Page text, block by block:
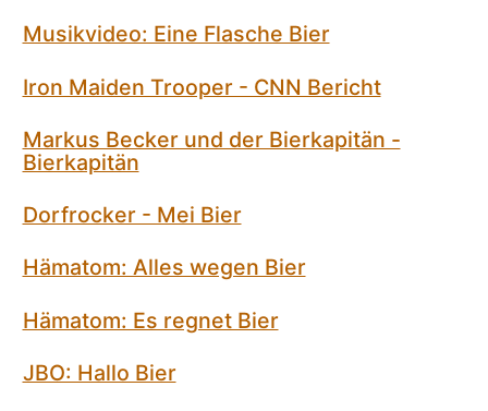
Musikvideo: Eine Flasche Bier
Iron Maiden Trooper - CNN Bericht
Markus Becker und der Bierkapitän -
Bierkapitän
Dorfrocker - Mei Bier
Hämatom: Alles wegen Bier
Hämatom: Es regnet Bier
JBO: Hallo Bier